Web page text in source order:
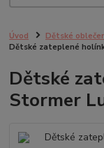
Úvod Dětské
Dětské zateplené
Dětské
Stormer